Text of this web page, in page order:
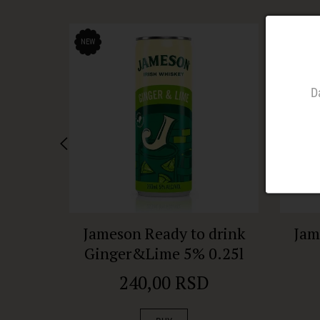
NEW
Jameson Ready to drink
Ginger&Lime 5% 0.25l
240,00 RSD